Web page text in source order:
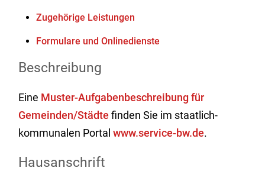
Zugehörige Leistungen
Formulare und Onlinedienste
Beschreibung
Eine Muster-Aufgabenbeschreibung für
Gemeinden/Städte finden Sie im staatlich-
kommunalen Portalwww.service-bw.de.
Hausanschrift